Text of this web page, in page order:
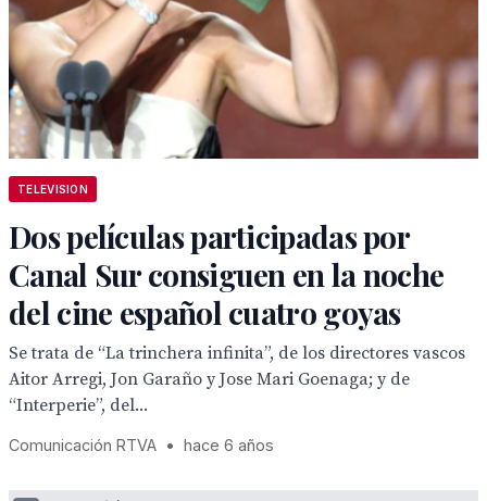
TELEVISION
Dos películas participadas por
Canal Sur consiguen en la noche
del cine español cuatro goyas
Se trata de “La trinchera infinita”, de los directores vascos
Aitor Arregi, Jon Garaño y Jose Mari Goenaga; y de
“Interperie”, del...
Comunicación RTVA • hace 6 años